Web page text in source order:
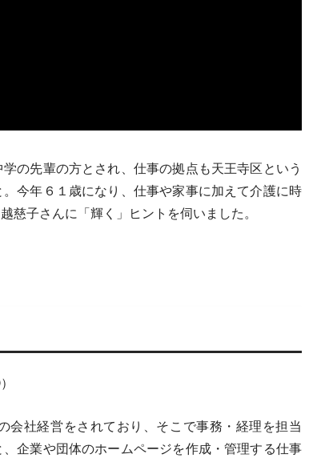
の先輩の方とされ、仕事の拠点も天王寺区という
今年６１歳になり、仕事や家事に加えて介護に時
慈子さんに「輝く」ヒントを伺いました。
会社経営をされており、そこで事務・経理を担当
企業や団体のホームページを作成・管理する仕事